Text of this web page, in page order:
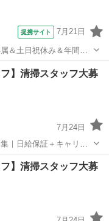
提携サイト 7月21日
＆土日祝休み＆年間休
OK＆無料駐車場あり
陸大宮市》 人気の
】清掃スタッフ大募
7月24日
｜日給保証＋キャリア
】清掃スタッフ大募